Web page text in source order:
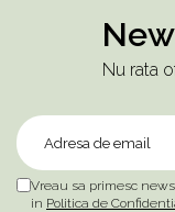
Nu rata
Vreau sa primesc
in Politica de